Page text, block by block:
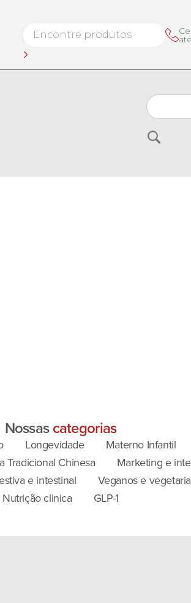
Buscar
Nossascategorias
Longevidade Materno Infantil
Tradicional Chinesa
Marketing e
e intestinal Veganos e
Nutrição clinica
GLP-1